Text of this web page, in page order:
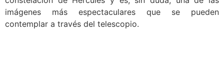
imágenes más espectaculares que se pueden
contemplar a través del telescopio.